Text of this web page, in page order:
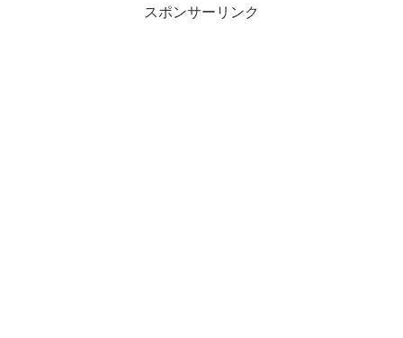
スポンサーリンク